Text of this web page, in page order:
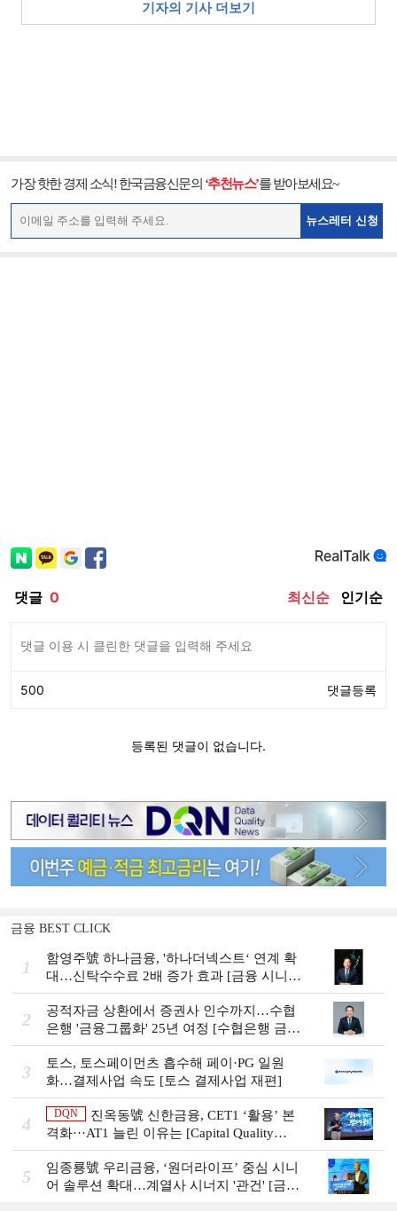
기자의 기사 더보기
가장 핫한 경제 소식! 한국금융신문의 ‘추천뉴스’를 받아보세요~
뉴스레터 신청
금융 BEST CLICK
1
함영주號 하나금융, '하나더넥스트‘ 연계 확
대…신탁수수료 2배 증가 효과 [금융 시니어
비즈니스 돋보기]
2
공적자금 상환에서 증권사 인수까지…수협
은행 '금융그룹화' 25년 여정 [수협은행 금융
그룹의 꿈①]
3
토스, 토스페이먼츠 흡수해 페이·PG 일원
화…결제사업 속도 [토스 결제사업 재편]
4
DQN
진옥동號 신한금융, CET1 ‘활용’ 본
격화···AT1 늘린 이유는 [Capital Quality
Review]
5
임종룡號 우리금융, ‘원더라이프’ 중심 시니
어 솔루션 확대…계열사 시너지 '관건' [금융